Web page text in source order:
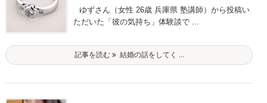
ゆずさん（女性 26歳 兵庫県 塾講師）から投稿い
ただいた「彼の気持ち」体験談で ...
記事を読む 結婚の話をしてく ...